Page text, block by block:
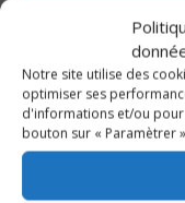
Notre site utilise des
optimiser ses
d'informations et/ou
bouton sur « Paramètrer